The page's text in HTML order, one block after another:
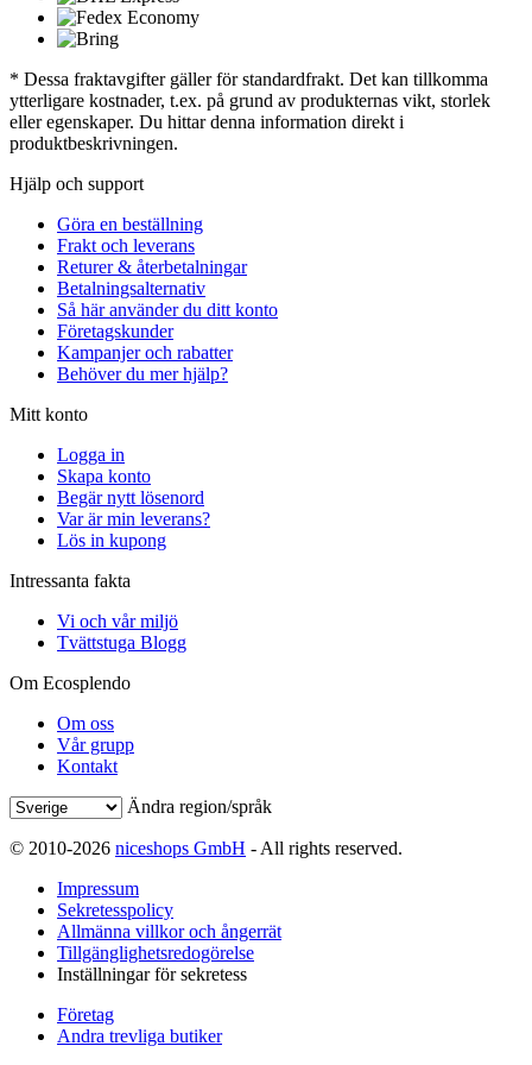
* Dessa fraktavgifter gäller för standardfrakt. Det kan tillkomma
ytterligare kostnader, t.ex. på grund av produkternas vikt, storlek
eller egenskaper. Du hittar denna information direkt i
produktbeskrivningen.
Hjälp och support
Göra en beställning
Frakt och leverans
Returer & återbetalningar
Betalningsalternativ
Så här använder du ditt konto
Företagskunder
Kampanjer och rabatter
Behöver du mer hjälp?
Mitt konto
Logga in
Skapa konto
Begär nytt lösenord
Var är min leverans?
Lös in kupong
Intressanta fakta
Vi och vår miljö
Tvättstuga Blogg
Om Ecosplendo
Om oss
Vår grupp
Kontakt
Ändra region/språk
© 2010-2026 niceshops GmbH - All rights reserved.
Impressum
Sekretesspolicy
Allmänna villkor och ångerrät
Tillgänglighetsredogörelse
Inställningar för sekretess
Företag
Andra trevliga butiker